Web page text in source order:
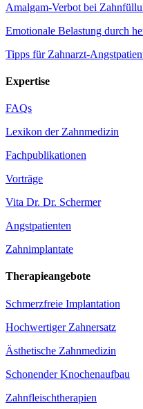
Amalgam-Verbot bei
Emotionale Belastung durch
Tipps für Zahnarzt-
Expertise
FAQs
Lexikon der Zahnmedizin
Fachpublikationen
Vorträge
Vita Dr. Dr. Schermer
Angstpatienten
Zahnimplantate
Therapieangebote
Schmerzfreie Implantation
Hochwertiger Zahnersatz
Ästhetische Zahnmedizin
Schonender Knochenaufbau
Zahnfleischtherapien